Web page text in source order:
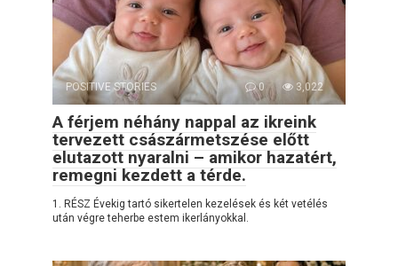
POSITIVE STORIES 0 3,022
A férjem néhány nappal az ikreink
tervezett császármetszése előtt
elutazott nyaralni – amikor hazatért,
remegni kezdett a térde.
1. RÉSZ Évekig tartó sikertelen kezelések és két vetélés
után végre teherbe estem ikerlányokkal.